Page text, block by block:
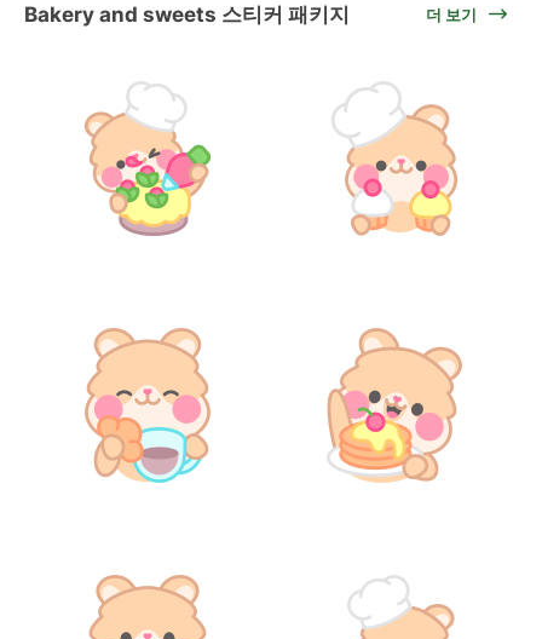
Bakery and sweets 스티커 패키지 더 보기